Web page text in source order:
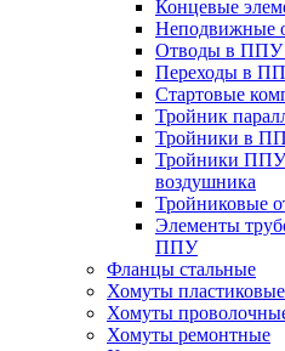
Концевые
Неподвижные
Отводы в ППУ
Переходы в
Стартовые
Тройник
Тройники в
Тройники
воздушника
Тройниковые
Элементы
ППУ
Фланцы стальные
Хомуты пластиковые
Хомуты
Хомуты ремонтные